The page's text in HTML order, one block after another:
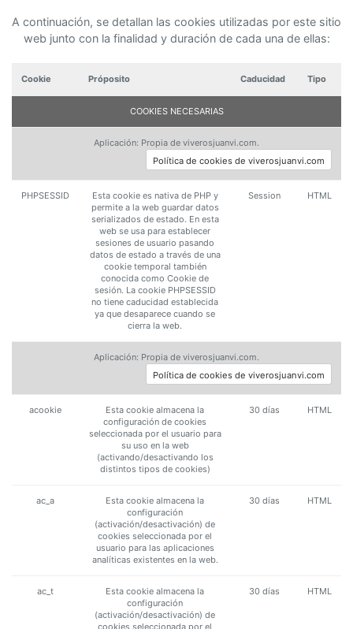
A continuación, se detallan las cookies utilizadas por este sitio
web junto con la finalidad y duración de cada una de ellas:
Cookie Próposito Caducidad Tipo
COOKIES NECESARIAS
Aplicación: Propia de viverosjuanvi.com.
Política de cookies de viverosjuanvi.com
PHPSESSID
Esta cookie es nativa de PHP y
permite a la web guardar datos
serializados de estado. En esta
web se usa para establecer
sesiones de usuario pasando
datos de estado a través de una
cookie temporal también
conocida como Cookie de
sesión. La cookie PHPSESSID
no tiene caducidad establecida
ya que desaparece cuando se
cierra la web.
Session HTML
Aplicación: Propia de viverosjuanvi.com.
Política de cookies de viverosjuanvi.com
acookie
Esta cookie almacena la
configuración de cookies
seleccionada por el usuario para
su uso en la web
(activando/desactivando los
distintos tipos de cookies)
30 días HTML
ac_a
Esta cookie almacena la
configuración
(activación/desactivación) de
cookies seleccionada por el
usuario para las aplicaciones
analíticas existentes en la web.
30 días HTML
ac_t
Esta cookie almacena la
configuración
(activación/desactivación) de
cookies seleccionada por el
30 días HTML